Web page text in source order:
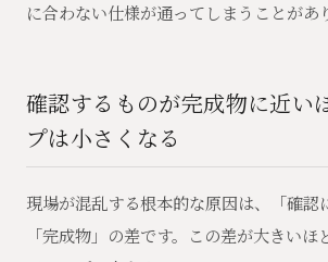
に合わない仕様が通ってしまうことがあ
確認するものが完成物に近い
プは小さくなる
現場が混乱する根本的な原因は、「確認
「完成物」の差です。この差が大きいほ